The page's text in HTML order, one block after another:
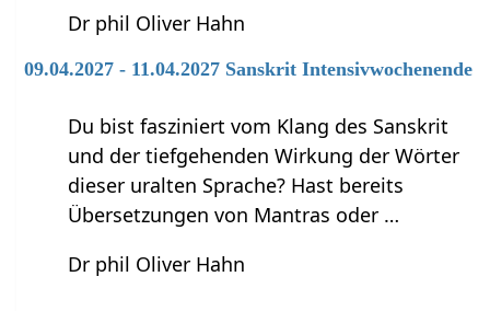
Dr phil Oliver Hahn
09.04.2027 - 11.04.2027 Sanskrit Intensivwochenende
Du bist fasziniert vom Klang des Sanskrit
und der tiefgehenden Wirkung der Wörter
dieser uralten Sprache? Hast bereits
Übersetzungen von Mantras oder …
Dr phil Oliver Hahn